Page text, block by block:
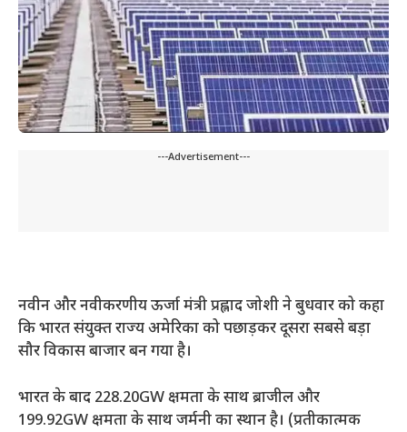
---Advertisement---
नवीन और नवीकरणीय ऊर्जा मंत्री प्रह्लाद जोशी ने बुधवार को कहा
कि भारत संयुक्त राज्य अमेरिका को पछाड़कर दूसरा सबसे बड़ा
सौर विकास बाजार बन गया है।
भारत के बाद 228.20GW क्षमता के साथ ब्राजील और
199.92GW क्षमता के साथ जर्मनी का स्थान है। (प्रतीकात्मक